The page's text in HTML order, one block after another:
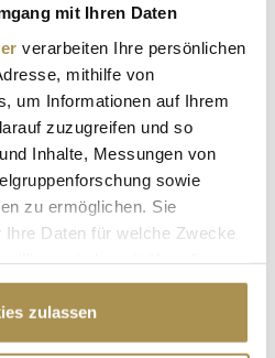
mit Ihren Daten
verarbeiten Ihre persönlichen
mithilfe von
um Informationen auf Ihrem
zuzugreifen und so
Inhalte, Messungen von
sowie
zu ermöglichen. Sie
Daten für welche Zwecke
Klicken auf das Privacy
widerrufen
zulassen
1 / 14 WEITER